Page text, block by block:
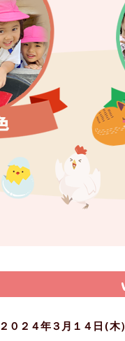
２０２４年３月１４日(木）